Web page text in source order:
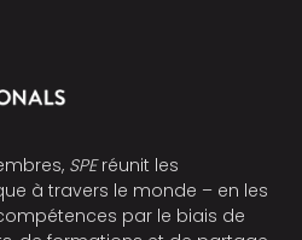
SPEréunit les
à travers le monde – en les
par le biais de